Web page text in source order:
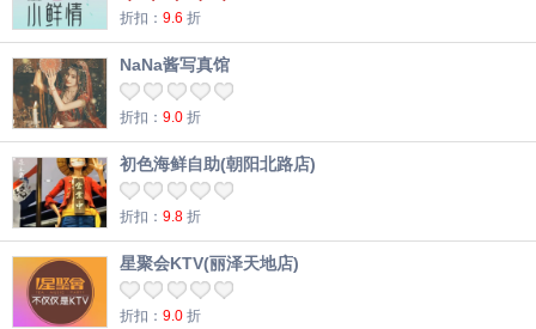
折扣： 9.6 折
NaNa酱写真馆
折扣： 9.0 折
初色海鲜自助(朝阳北路店)
折扣： 9.8 折
星聚会KTV(丽泽天地店)
折扣： 9.0 折